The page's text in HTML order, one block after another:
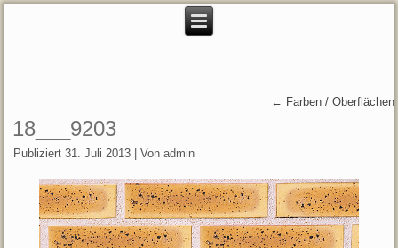
← Farben / Oberflächen
18___9203
Publiziert 31. Juli 2013 |Von admin